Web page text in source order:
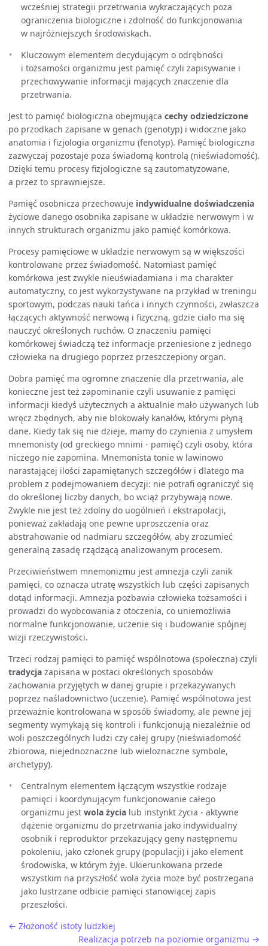
wcześniej strategii przetrwania wykraczających poza
ograniczenia biologiczne i zdolność do funkcjonowania
w najróżniejszych środowiskach.
Kluczowym elementem decydującym o odrębności
i tożsamości organizmu jest pamięć czyli zapisywanie i
przechowywanie informacji mających znaczenie dla
przetrwania.
Jest to pamięć biologiczna obejmująca cechy odziedziczone
po przodkach zapisane w genach (genotyp) i widoczne jako
anatomia i fizjologia organizmu (fenotyp). Pamięć biologiczna
zazwyczaj pozostaje poza świadomą kontrolą (nieświadomość).
Dzięki temu procesy fizjologiczne są zautomatyzowane,
a przez to sprawniejsze.
Pamięć osobnicza przechowuje indywidualne doświadczenia
życiowe danego osobnika zapisane w układzie nerwowym i w
innych strukturach organizmu jako pamięć komórkowa.
Procesy pamięciowe w układzie nerwowym są w większości
kontrolowane przez świadomość. Natomiast pamięć
komórkowa jest zwykle nieuświadamiana i ma charakter
automatyczny, co jest wykorzystywane na przykład w treningu
sportowym, podczas nauki tańca i innych czynności, zwłaszcza
łączących aktywność nerwową i fizyczną, gdzie ciało ma się
nauczyć określonych ruchów. O znaczeniu pamięci
komórkowej świadczą też informacje przeniesione z jednego
człowieka na drugiego poprzez przeszczepiony organ.
Dobra pamięć ma ogromne znaczenie dla przetrwania, ale
konieczne jest też zapominanie czyli usuwanie z pamięci
informacji kiedyś użytecznych a aktualnie mało używanych lub
wręcz zbędnych, aby nie blokowały kanałów, którymi płyną
dane. Kiedy tak się nie dzieje, mamy do czynienia z umysłem
mnemonisty (od greckiego mnimi - pamięć) czyli osoby, która
niczego nie zapomina. Mnemonista tonie w lawinowo
narastającej ilości zapamiętanych szczegółów i dlatego ma
problem z podejmowaniem decyzji: nie potrafi ograniczyć się
do określonej liczby danych, bo wciąż przybywają nowe.
Zwykle nie jest też zdolny do uogólnień i ekstrapolacji,
ponieważ zakładają one pewne uproszczenia oraz
abstrahowanie od nadmiaru szczegółów, aby zrozumieć
generalną zasadę rządzącą analizowanym procesem.
Przeciwieństwem mnemonizmu jest amnezja czyli zanik
pamięci, co oznacza utratę wszystkich lub części zapisanych
dotąd informacji. Amnezja pozbawia człowieka tożsamości i
prowadzi do wyobcowania z otoczenia, co uniemożliwia
normalne funkcjonowanie, uczenie się i budowanie spójnej
wizji rzeczywistości.
Trzeci rodzaj pamięci to pamięć wspólnotowa (społeczna) czyli
tradycja zapisana w postaci określonych sposobów
zachowania przyjętych w danej grupie i przekazywanych
poprzez naśladownictwo (uczenie). Pamięć wspólnotowa jest
przeważnie kontrolowana w sposób świadomy, ale pewne jej
segmenty wymykają się kontroli i funkcjonują niezależnie od
woli poszczególnych ludzi czy całej grupy (nieświadomość
zbiorowa, niejednoznaczne lub wieloznaczne symbole,
archetypy).
Centralnym elementem łączącym wszystkie rodzaje
pamięci i koordynującym funkcjonowanie całego
organizmu jest wola życia lub instynkt życia - aktywne
dążenie organizmu do przetrwania jako indywidualny
osobnik i reproduktor przekazujący geny następnemu
pokoleniu, jako członek grupy (populacji) i jako element
środowiska, w którym żyje. Ukierunkowana przede
wszystkim na przyszłość wola życia może być postrzegana
jako lustrzane odbicie pamięci stanowiącej zapis
przeszłości.
← Złożoność istoty ludzkiej
Realizacja potrzeb na poziomie organizmu →